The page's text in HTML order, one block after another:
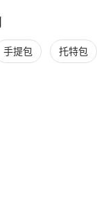
女包 相似商品推薦
手提包 托特包